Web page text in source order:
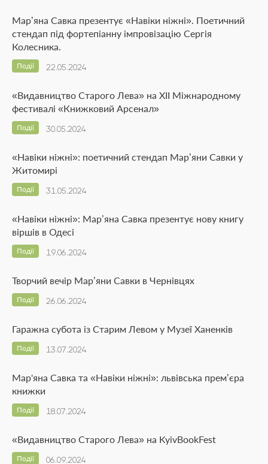
Марʼяна Савка презентує «Навіки ніжні». Поетичний
стендап під фортепіанну імпровізацію Сергія
Колесника.
22.05.2024
Події
«Видавництво Старого Лева» на ХІІ Міжнародному
фестивалі «Книжковий Арсенал»
30.05.2024
Події
«Навіки ніжні»: поетичний стендап Мар’яни Савки у
Житомирі
31.05.2024
Події
«Навіки ніжні»: Мар’яна Савка презентує нову книгу
віршів в Одесі
19.06.2024
Події
Творчий вечір Мар’яни Савки в Чернівцях
26.06.2024
Події
Гаражна субота із Старим Левом у Музеї Ханенків
13.07.2024
Події
Мар'яна Савка та «Навіки ніжні»: львівська прем’єра
книжки
18.07.2024
Події
«Видавництво Старого Лева» на KyivBookFest
06.09.2024
Події